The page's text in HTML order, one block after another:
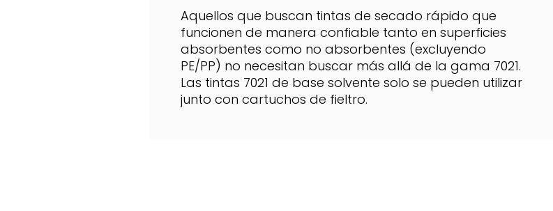
Aquellos que buscan tintas de secado rápido que
funcionen de manera confiable tanto en superficies
absorbentes como no absorbentes (excluyendo
PE/PP) no necesitan buscar más allá de la gama 7021.
Las tintas 7021 de base solvente solo se pueden utilizar
junto con cartuchos de fieltro.